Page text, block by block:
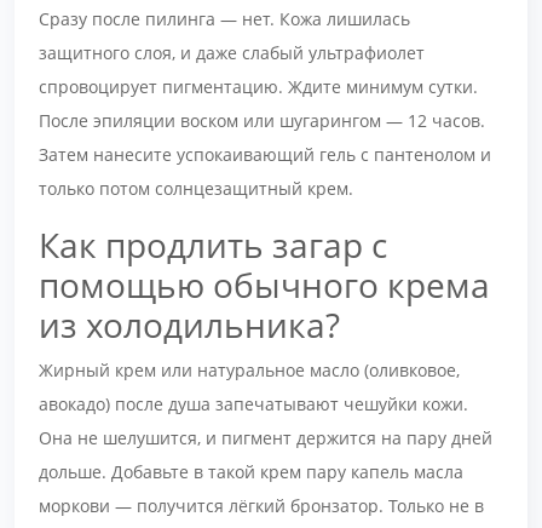
Сразу после пилинга — нет. Кожа лишилась
защитного слоя, и даже слабый ультрафиолет
спровоцирует пигментацию. Ждите минимум сутки.
После эпиляции воском или шугарингом — 12 часов.
Затем нанесите успокаивающий гель с пантенолом и
только потом солнцезащитный крем.
Как продлить загар с
помощью обычного крема
из холодильника?
Жирный крем или натуральное масло (оливковое,
авокадо) после душа запечатывают чешуйки кожи.
Она не шелушится, и пигмент держится на пару дней
дольше. Добавьте в такой крем пару капель масла
моркови — получится лёгкий бронзатор. Только не в